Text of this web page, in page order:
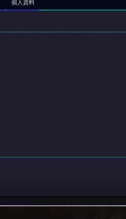
個人資料